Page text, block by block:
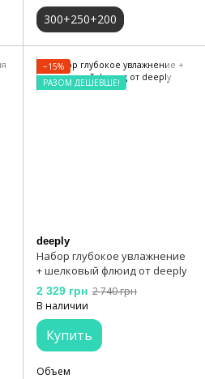
300+250+200
−15%
РАЗОМ ДЕШЕВШЕ!
deeply
Набор глубокое увлажнение
+ шелковый флюид от deeply
2 329 грн 2 740 грн
В наличии
Купить
Объем